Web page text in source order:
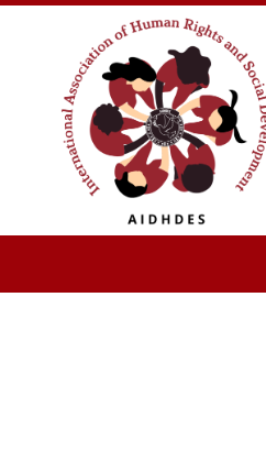
contenido